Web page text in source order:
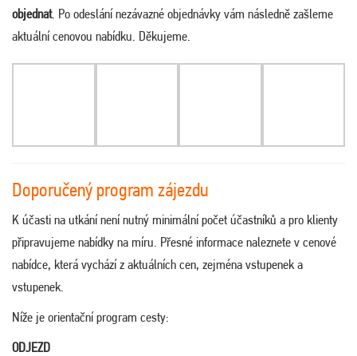
objednat. Po odeslání nezávazné objednávky vám následně zašleme
aktuální cenovou nabídku. Děkujeme.
Doporučený program zájezdu
K účasti na utkání není nutný minimální počet účastníků a pro klienty
připravujeme nabídky na míru. Přesné informace naleznete v cenové
nabídce, která vychází z aktuálních cen, zejména vstupenek a
vstupenek.
Níže je orientační program cesty:
ODJEZD